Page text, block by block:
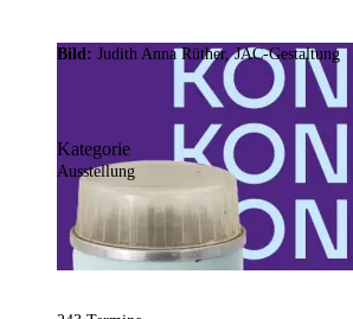
Bild: Judith Anna Rüther, JAC-Gestaltung
Kategorie
Ausstellung